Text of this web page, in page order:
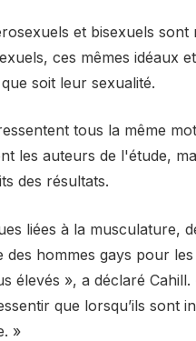
et bisexuels sont
ces mêmes idéaux
soit leur sexualité.
tous la même
les auteurs de l'étude,
des résultats.
liées à la musculature,
hommes gays pour les
», a déclaré Cahill.
que lorsqu’ils sont
»